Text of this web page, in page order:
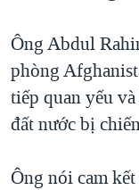
Ông Abdul
phòng
tiếp quan yếu
đất nước bị
Ông nói cam